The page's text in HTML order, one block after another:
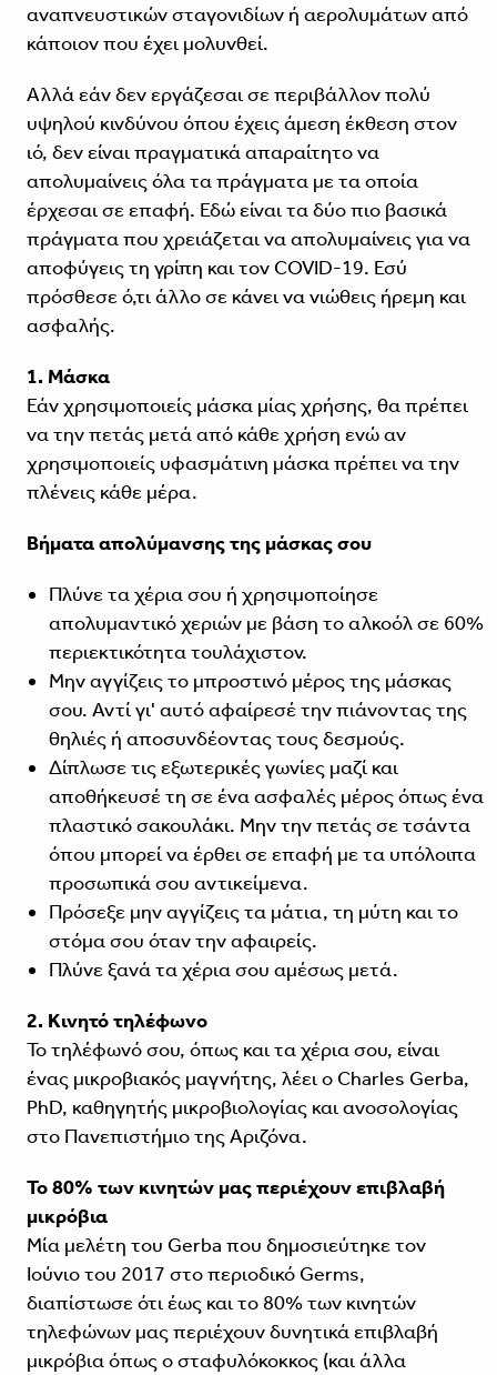
αναπνευστικών σταγονιδίων ή αερολυμάτων από
κάποιον που έχει μολυνθεί.
Αλλά εάν δεν εργάζεσαι σε περιβάλλον πολύ
υψηλού κινδύνου όπου έχεις άμεση έκθεση στον
ιό, δεν είναι πραγματικά απαραίτητο να
απολυμαίνεις όλα τα πράγματα με τα οποία
έρχεσαι σε επαφή. Εδώ είναι τα δύο πιο βασικά
πράγματα που χρειάζεται να απολυμαίνεις για να
αποφύγεις τη γρίπη και τον COVID-19. Εσύ
πρόσθεσε ό,τι άλλο σε κάνει να νιώθεις ήρεμη και
ασφαλής.
1. Μάσκα
Εάν χρησιμοποιείς μάσκα μίας χρήσης, θα πρέπει
να την πετάς μετά από κάθε χρήση ενώ αν
χρησιμοποιείς υφασμάτινη μάσκα πρέπει να την
πλένεις κάθε μέρα.
Βήματα απολύμανσης της μάσκας σου
Πλύνε τα χέρια σου ή χρησιμοποίησε
απολυμαντικό χεριών με βάση το αλκοόλ σε 60%
περιεκτικότητα τουλάχιστον.
Μην αγγίζεις το μπροστινό μέρος της μάσκας
σου. Αντί γι' αυτό αφαίρεσέ την πιάνοντας της
θηλιές ή αποσυνδέοντας τους δεσμούς.
Δίπλωσε τις εξωτερικές γωνίες μαζί και
αποθήκευσέ τη σε ένα ασφαλές μέρος όπως ένα
πλαστικό σακουλάκι. Μην την πετάς σε τσάντα
όπου μπορεί να έρθει σε επαφή με τα υπόλοιπα
προσωπικά σου αντικείμενα.
Πρόσεξε μην αγγίζεις τα μάτια, τη μύτη και το
στόμα σου όταν την αφαιρείς.
Πλύνε ξανά τα χέρια σου αμέσως μετά.
2. Κινητό τηλέφωνο
Το τηλέφωνό σου, όπως και τα χέρια σου, είναι
ένας μικροβιακός μαγνήτης, λέει ο Charles Gerba,
PhD, καθηγητής μικροβιολογίας και ανοσολογίας
στο Πανεπιστήμιο της Αριζόνα.
Το 80% των κινητών μας περιέχουν επιβλαβή
μικρόβια
Μία μελέτη του Gerba που δημοσιεύτηκε τον
Ιούνιο του 2017 στο περιοδικό Germs,
διαπίστωσε ότι έως και το 80% των κινητών
τηλεφώνων μας περιέχουν δυνητικά επιβλαβή
μικρόβια όπως ο σταφυλόκοκκος (και άλλα